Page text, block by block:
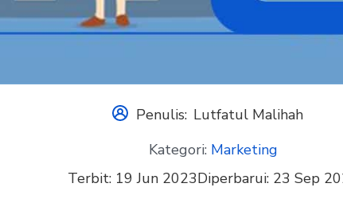
Penulis: Lutfatul Malihah
Kategori: Marketing
Terbit: 19 Jun 2023Diperbarui: 23 Sep